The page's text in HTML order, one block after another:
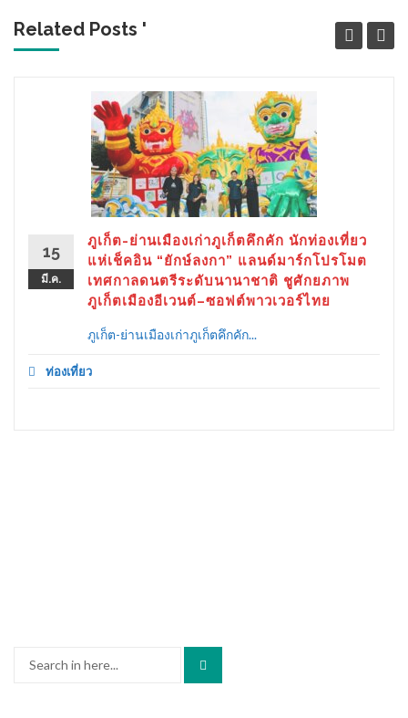
Related Posts '
15
มี.ค.
ภูเก็ต-ย่านเมืองเก่าภูเก็ตคึกคัก นักท่องเที่ยว
แห่เช็คอิน “ยักษ์ลงกา” แลนด์มาร์กโปรโมต
เทศกาลดนตรีระดับนานาชาติ ชูศักยภาพ
ภูเก็ตเมืองอีเวนต์–ซอฟต์พาวเวอร์ไทย
ภูเก็ต-ย่านเมืองเก่าภูเก็ตคึกคัก...
ท่องเที่ยว